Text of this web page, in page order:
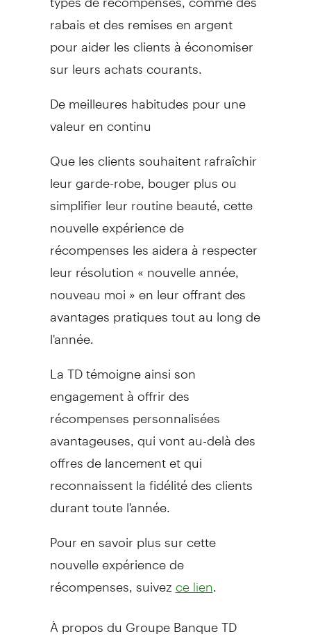
rabais et des remises en argent
pour aider les clients à économiser
sur leurs achats courants.
De meilleures habitudes pour une
valeur en continu
Que les clients souhaitent rafraîchir
leur garde-robe, bouger plus ou
simplifier leur routine beauté, cette
nouvelle expérience de
récompenses les aidera à respecter
leur résolution « nouvelle année,
nouveau moi » en leur offrant des
avantages pratiques tout au long de
l'année.
La TD témoigne ainsi son
engagement à offrir des
récompenses personnalisées
avantageuses, qui vont au-delà des
offres de lancement et qui
reconnaissent la fidélité des clients
durant toute l'année.
Pour en savoir plus sur cette
nouvelle expérience de
récompenses, suivez ce lien
À propos du Groupe Banque TD